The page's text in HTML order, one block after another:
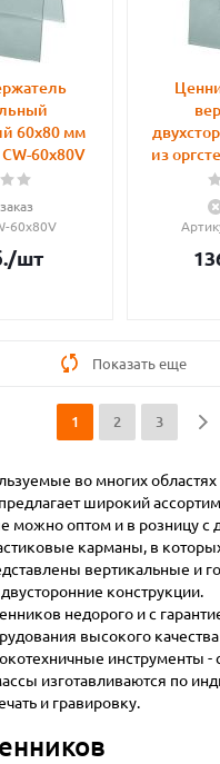
60х80 мм
60x80V
60x80V
/шт
из
Показать еще
1 2 3
во многих
широкий
можно оптом и в розницу
карманы, в
вертикальные и
конструкции.
недорого и с
высокого
инструменты -
изготавливаются по
и гравировку.